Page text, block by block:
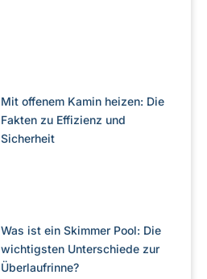
Mit offenem Kamin heizen: Die
Fakten zu Effizienz und
Sicherheit
Was ist ein Skimmer Pool: Die
wichtigsten Unterschiede zur
Überlaufrinne?